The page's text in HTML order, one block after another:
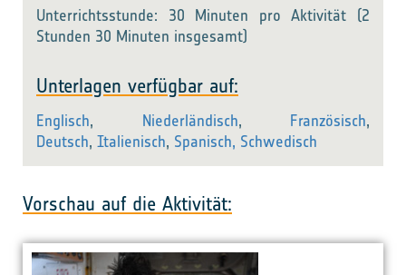
Unterrichtsstunde: 30 Minuten pro Aktivität (2
Stunden 30 Minuten insgesamt)
Unterlagen verfügbar auf:
Englisch, Niederländisch, Französisch,
Deutsch, Italienisch, Spanisch, Schwedisch
Vorschau auf die Aktivität: